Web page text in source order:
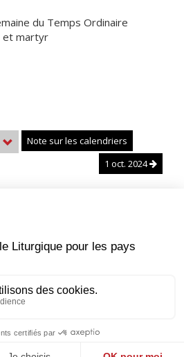
du Temps Ordinaire
et martyr
Note sur les calendriers
1 oct. 2024